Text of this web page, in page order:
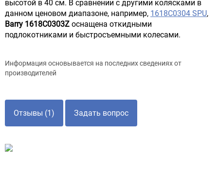
высотой в 40 см. В сравнении с другими колясками в
данном ценовом диапазоне, например, 1618C0304 SPU,
Barry 1618С0303Z оснащена откидными
подлокотниками и быстросъемными колесами.
Информация основывается на последних сведениях от
производителей
Отзывы (1) Задать вопрос